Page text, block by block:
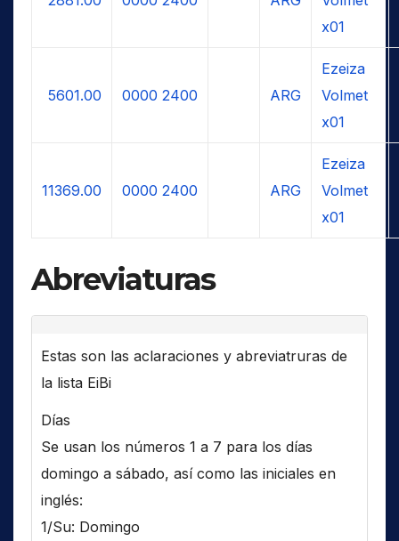
x01
5601.00 0000 2400 ARG
Ezeiza
Volmet
x01
11369.00 0000 2400 ARG
Ezeiza
Volmet
x01
Abreviaturas
Estas son las aclaraciones y abreviatruras de
la lista EiBi
Días
Se usan los números 1 a 7 para los días
domingo a sábado, así como las iniciales en
inglés:
1/Su: Domingo